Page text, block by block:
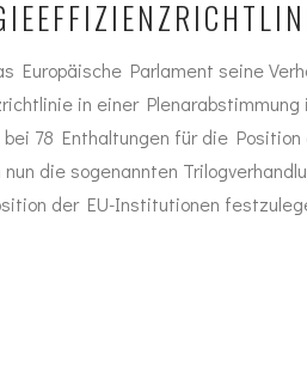
Europäische Parlament seine
in einer
78 Enthaltungen für die
die sogenannten
der EU-Institutionen